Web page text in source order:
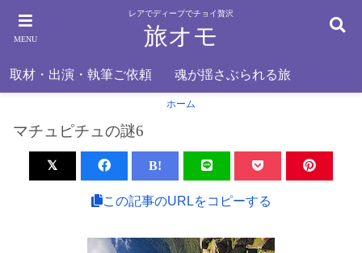
MENU
レアでディープでチョイ贅沢
旅オモ
取材・出演・執筆ご依頼 魂が揺さぶられる旅
ホーム
マチュピチュの謎6
B!
この記事のURLをコピーする